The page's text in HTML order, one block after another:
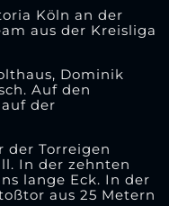
Köln an der
aus der Kreisliga
Dominik
Auf den
der
der Torreigen
In der zehnten
lange Eck. In der
aus 25 Metern